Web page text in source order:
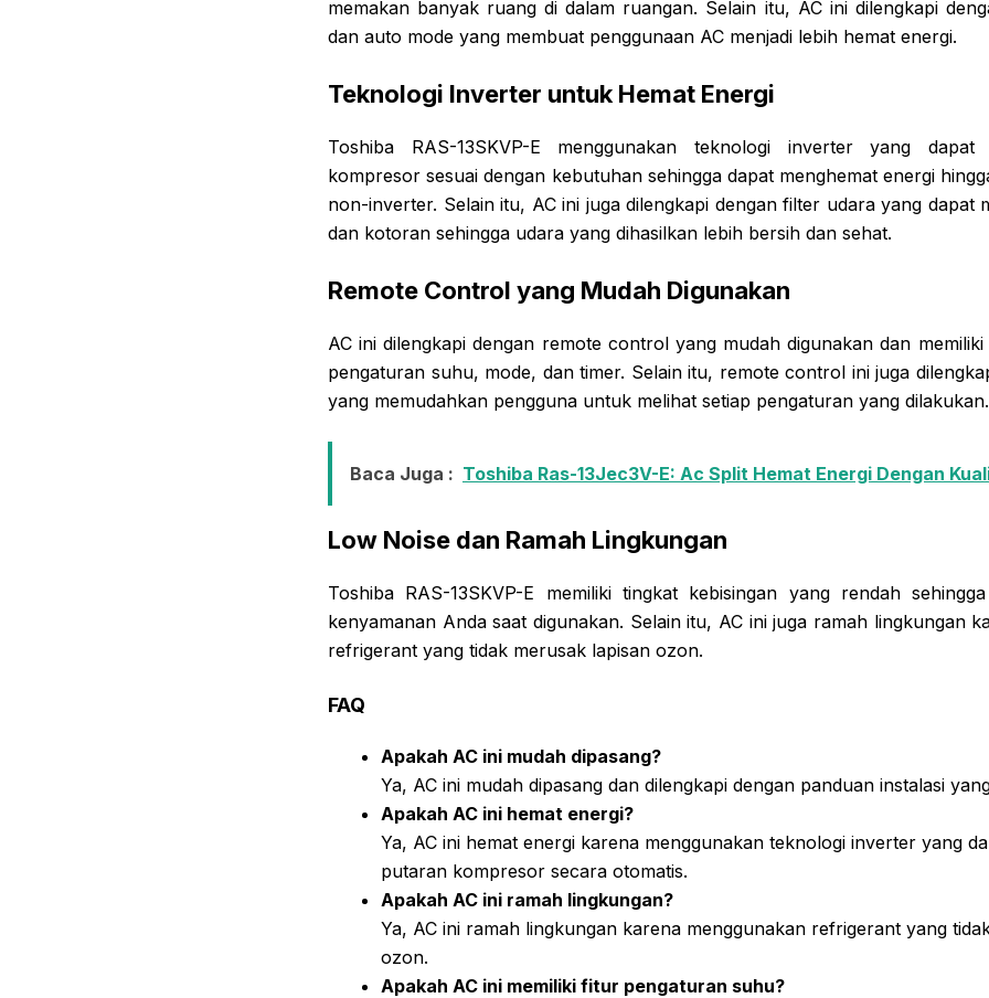
memakan banyak ruang di dalam ruangan. Selain itu, AC ini dilengkapi
dan auto mode yang membuat penggunaan AC menjadi lebih hemat energi.
Teknologi Inverter untuk Hemat Energi
Toshiba RAS-13SKVP-E menggunakan teknologi inverter yang
kompresor sesuai dengan kebutuhan sehingga dapat menghemat energi
non-inverter. Selain itu, AC ini juga dilengkapi dengan filter udara yang dapat
dan kotoran sehingga udara yang dihasilkan lebih bersih dan sehat.
Remote Control yang Mudah Digunakan
AC ini dilengkapi dengan remote control yang mudah digunakan dan
pengaturan suhu, mode, dan timer. Selain itu, remote control ini juga
yang memudahkan pengguna untuk melihat setiap pengaturan yang dilakukan.
Baca Juga : Toshiba Ras-13Jec3V-E: Ac Split Hemat Energi Dengan
Low Noise dan Ramah Lingkungan
Toshiba RAS-13SKVP-E memiliki tingkat kebisingan yang rendah
kenyamanan Anda saat digunakan. Selain itu, AC ini juga ramah lingkungan
refrigerant yang tidak merusak lapisan ozon.
FAQ
Apakah AC ini mudah dipasang?
Ya, AC ini mudah dipasang dan dilengkapi dengan panduan instalasi
Apakah AC ini hemat energi?
Ya, AC ini hemat energi karena menggunakan teknologi inverter yang
putaran kompresor secara otomatis.
Apakah AC ini ramah lingkungan?
Ya, AC ini ramah lingkungan karena menggunakan refrigerant yang
ozon.
Apakah AC ini memiliki fitur pengaturan suhu?